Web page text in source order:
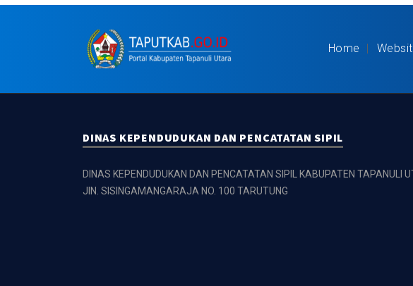
Home
DINAS KEPENDUDUKAN DAN PENCATATAN SIPIL
DINAS KEPENDUDUKAN DAN PENCATATAN SIPIL KABUPATEN TAPANULI
JlN. SISINGAMANGARAJA NO. 100 TARUTUNG